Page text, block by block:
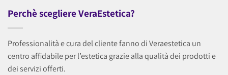
Perchè scegliere VeraEstetica?
Professionalità e cura del cliente fanno di Veraestetica un
centro affidabile per l’estetica grazie alla qualità dei prodotti e
dei servizi offerti.